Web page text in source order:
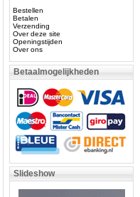
Bestellen
Betalen
Verzending
Over deze site
Openingstijden
Over ons
Betaalmogelijkheden
Slideshow